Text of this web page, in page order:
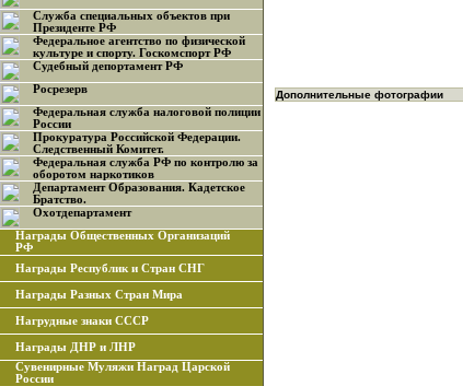
Служба специальных объектов при
Президенте РФ
Федеральное агентство по физической
культуре и спорту. Госкомспорт РФ
Судебный депортамент РФ
Росрезерв
Федеральная служба налоговой полиции
России
Прокуратура Российской Федерации.
Следственный Комитет.
Федеральная служба РФ по контролю за
оборотом наркотиков
Департамент Образования. Кадетское
Братство.
Охотдепартамент
Награды Общественных Организаций
РФ
Награды Республик и Стран СНГ
Награды Разных Стран Мира
Нагрудные знаки СССР
Награды ДНР и ЛНР
Сувенирные Муляжи Наград Царской
России
Дополнительные фотографии